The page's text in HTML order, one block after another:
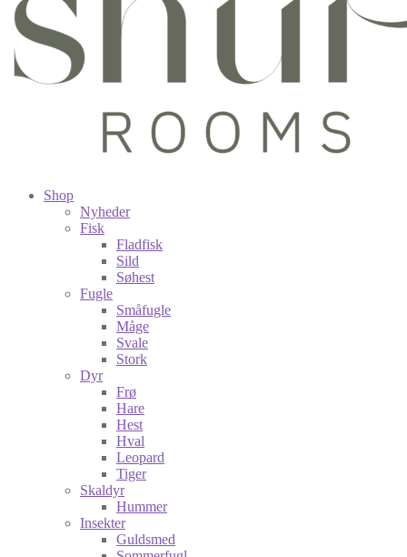
Shop
Nyheder
Fisk
Fladfisk
Sild
Søhest
Fugle
Småfugle
Måge
Svale
Stork
Dyr
Frø
Hare
Hest
Hval
Leopard
Tiger
Skaldyr
Hummer
Insekter
Guldsmed